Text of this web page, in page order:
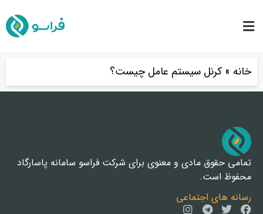
خانه » کرنل سیستم عامل چیست؟
تمامی حقوق مادی و معنوی برای شرکت فراسو سامانه پاسارگاد
محفوظ است.
رسانه های اجتماعی